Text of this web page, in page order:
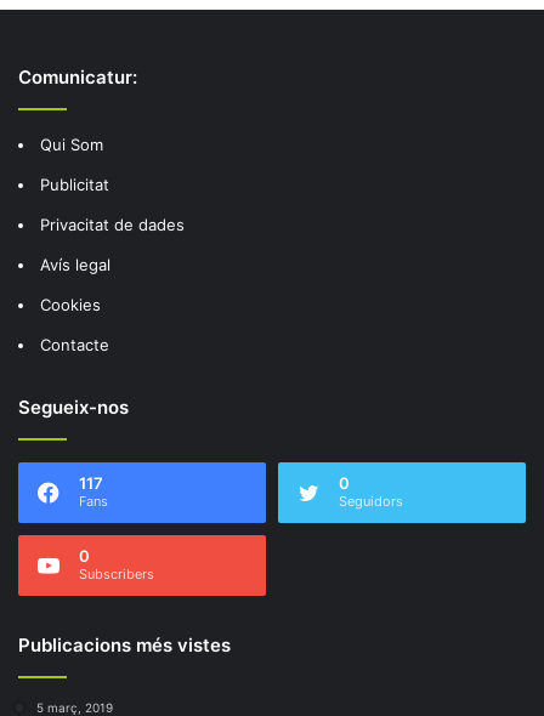
Comunicatur:
Qui Som
Publicitat
Privacitat de dades
Avís legal
Cookies
Contacte
Segueix-nos
117
Fans
0
Seguidors
0
Subscribers
Publicacions més vistes
5 març, 2019